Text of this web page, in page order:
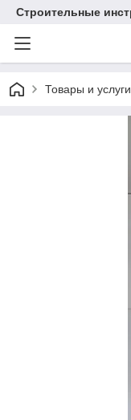
Строительные
Товары и услуги